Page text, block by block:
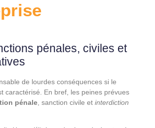
pénales, civiles et
de lourdes conséquences si le
caractérisé. En bref, les peines prévues
pénale, sanction civile et interdiction